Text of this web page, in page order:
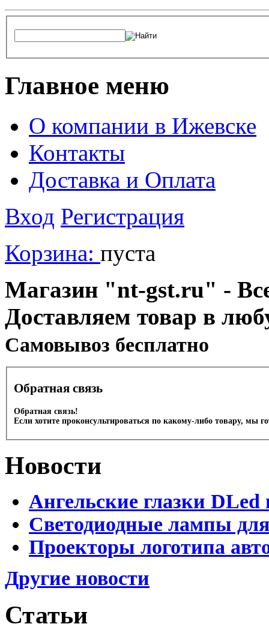
Главное меню
О компании в Ижевске
Контакты
Доставка и Оплата
Вход Регистрация
Корзина: пуста
Магазин "nt-gst.ru" -
Доставляем товар в
Cамовывоз бесплатно
Обратная связь
Обратная связь!
Если хотите проконсультироваться по какому-либо товару, мы
Новости
Ангельские глазки DLed
Светодиодные лампы
Проекторы логотипа
Другие новости
Статьи